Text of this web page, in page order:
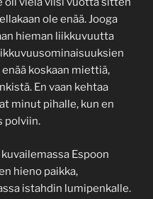
ole enää. Jooga
hieman liikkuvuutta
koskaan miettiä,
En vaan kehtaa
minut pihalle, kun en
polviin.
Espoon
hieno paikka,
istahdin lumipenkalle.